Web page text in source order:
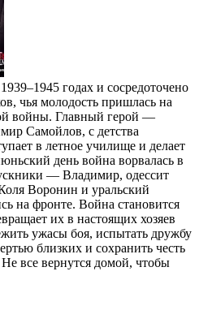
годах и сосредоточено
чья молодость пришлась на
войны. Главный герой —
Самойлов, с детства
в летное училище и делает
день война ворвалась в
— Владимир, одессит
Воронин и уральский
на фронте. Война становится
их в настоящих хозяев
ужасы боя, испытать дружбу
близких и сохранить честь
все вернутся домой, чтобы